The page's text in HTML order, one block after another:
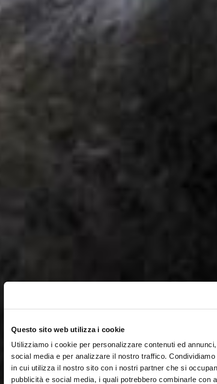
Questo sito web utilizza i cookie
Utilizziamo i cookie per personalizzare contenuti ed
social media e per analizzare il nostro traffico.
in cui utilizza il nostro sito con i nostri partner che si
pubblicità e social media, i quali potrebbero combinarle con